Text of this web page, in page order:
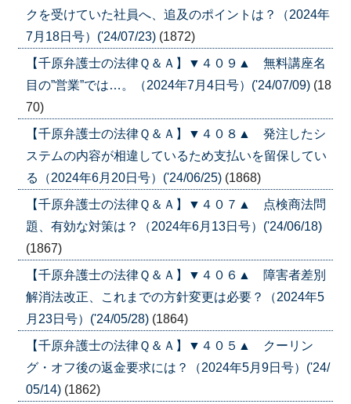
クを受けていた社員へ、追及のポイントは？（2024年
7月18日号）('24/07/23) (1872)
【千原弁護士の法律Ｑ＆Ａ】▼４０９▲ 無料講座名
目の”営業”では…。（2024年7月4日号）('24/07/09) (18
70)
【千原弁護士の法律Ｑ＆Ａ】▼４０８▲ 発注したシ
ステムの内容が相違しているため支払いを留保してい
る（2024年6月20日号）('24/06/25) (1868)
【千原弁護士の法律Ｑ＆Ａ】▼４０７▲ 点検商法問
題、有効な対策は？（2024年6月13日号）('24/06/18)
(1867)
【千原弁護士の法律Ｑ＆Ａ】▼４０６▲ 障害者差別
解消法改正、これまでの方針変更は必要？（2024年5
月23日号）('24/05/28) (1864)
【千原弁護士の法律Ｑ＆Ａ】▼４０５▲ クーリン
グ・オフ後の返金要求には？（2024年5月9日号）('24/
05/14) (1862)